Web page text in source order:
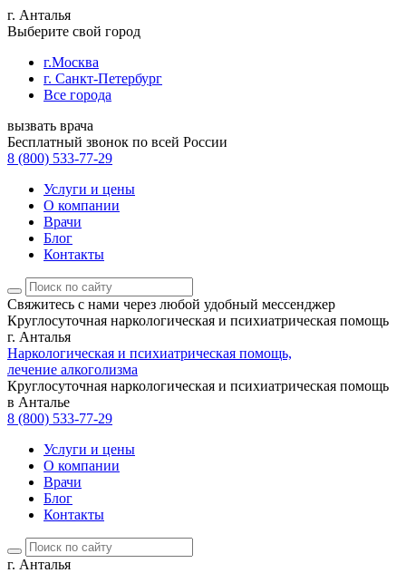
г. Анталья
Выберите свой город
г.Москва
г. Санкт-Петербург
Все города
вызвать врача
Бесплатный звонок по всей России
8 (800) 533-77-29
Услуги и цены
О компании
Врачи
Блог
Контакты
Свяжитесь с нами через любой удобный мессенджер
Круглосуточная наркологическая и психиатрическая помощь
г. Анталья
Наркологическая и психиатрическая помощь,
лечение алкоголизма
Круглосуточная наркологическая и психиатрическая помощь
в Анталье
8 (800) 533-77-29
Услуги и цены
О компании
Врачи
Блог
Контакты
г. Анталья